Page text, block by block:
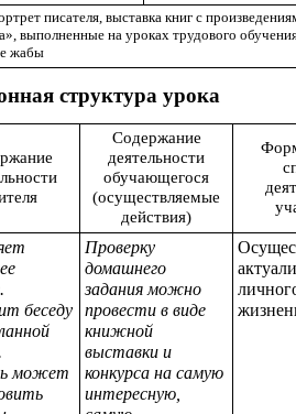
писателя, выставка книг с
выполненные на уроках трудового
жабы
структура урока
Содержание
деятельности
обучающегося
(осуществляемые
действия)
беседу
может
Проверку
домашнего
задания можно
провести в виде
книжной
выставки и
конкурса на самую
интересную,